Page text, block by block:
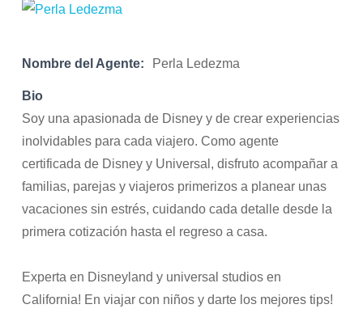
Nombre del Agente: Perla Ledezma
Bio
Soy una apasionada de Disney y de crear experiencias
inolvidables para cada viajero. Como agente
certificada de Disney y Universal, disfruto acompañar a
familias, parejas y viajeros primerizos a planear unas
vacaciones sin estrés, cuidando cada detalle desde la
primera cotización hasta el regreso a casa.
Experta en Disneyland y universal studios en
California! En viajar con niños y darte los mejores tips!